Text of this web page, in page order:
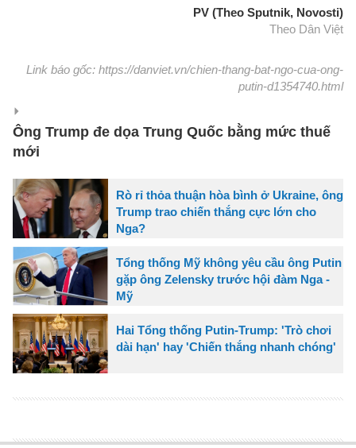
PV (Theo Sputnik, Novosti)
Theo Dân Việt
Link báo gốc: https://danviet.vn/chien-thang-bat-ngo-cua-ong-
putin-d1354740.html
Ông Trump đe dọa Trung Quốc bằng mức thuế
mới
Rò rỉ thỏa thuận hòa bình ở Ukraine, ông
Trump trao chiến thắng cực lớn cho
Nga?
Tổng thống Mỹ không yêu cầu ông Putin
gặp ông Zelensky trước hội đàm Nga -
Mỹ
Hai Tổng thống Putin-Trump: 'Trò chơi
dài hạn' hay 'Chiến thắng nhanh chóng'